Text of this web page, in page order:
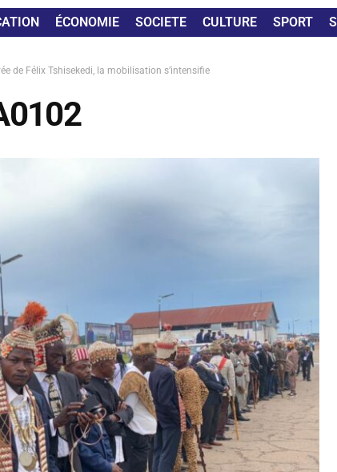
ÉCONOMIE SOCIETE CULTURE SPORT
de Félix Tshisekedi, la mobilisation s’intensifie